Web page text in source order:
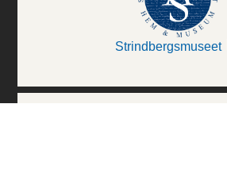
Strindbergsmuseet